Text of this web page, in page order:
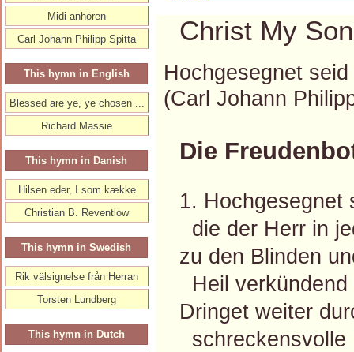
Christ My
Hochgesegnet
(Carl Johann
Die
1. Hochgesegnet
die der Herr in
zu den Blinden
Heil
Dringet weiter
schreckensvolle
Midi anhören
Carl Johann Philipp Spitta
This hymn in English
Blessed are ye, ye chosen ...
Richard Massie
This hymn in Danish
Hilsen eder, I som kække
Christian B. Reventlow
This hymn in Swedish
Rik välsignelse från Herran
Torsten Lundberg
This hymn in Dutch